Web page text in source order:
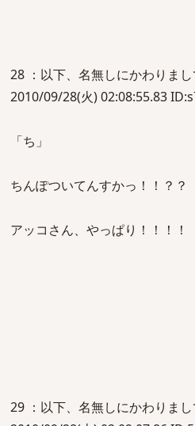
28 ：以下、名無しにかわりま
2010/09/28(火) 02:08:55.83
「ち」
ちんぽついてんすかっ！！？？
アッコさん、やっぱり！！！！
29 ：以下、名無しにかわりま